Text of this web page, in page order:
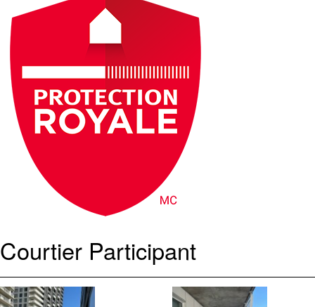
Courtier Participant